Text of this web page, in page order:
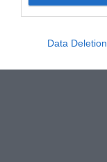
Data Deletion